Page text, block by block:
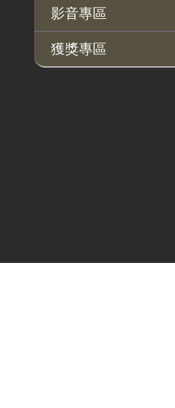
桃地計畫
廉政平臺
啟動儀式及交流座談
性別平等工作小組
宣傳事項
性別平等推動計畫
性別平等統計分析
性別平等影響評估
性騷擾防治
相關網站
影音專區
獲獎專區